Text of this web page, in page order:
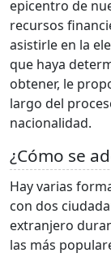
epicentro de
recursos
asistirle en la
que haya
obtener, le
largo del
nacionalidad.
¿Cómo se
Hay varias
con dos
extranjero
las más